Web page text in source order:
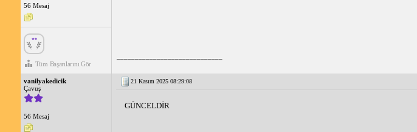
56 Mesaj
Tüm Başarılarını Gör
vanilyakedicik
Çavuş
56 Mesaj
21 Kasım 2025 08:29:08
GÜNCELDİR